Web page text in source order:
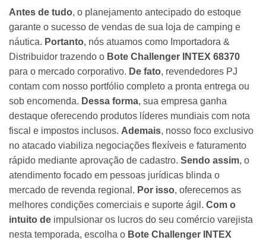
Antes de tudo, o planejamento antecipado do estoque
garante o sucesso de vendas de sua loja de camping e
náutica. Portanto, nós atuamos como Importadora &
Distribuidor trazendo o Bote Challenger INTEX 68370
para o mercado corporativo. De fato, revendedores PJ
contam com nosso portfólio completo a pronta entrega ou
sob encomenda. Dessa forma, sua empresa ganha
destaque oferecendo produtos líderes mundiais com nota
fiscal e impostos inclusos. Ademais, nosso foco exclusivo
no atacado viabiliza negociações flexíveis e faturamento
rápido mediante aprovação de cadastro. Sendo assim, o
atendimento focado em pessoas jurídicas blinda o
mercado de revenda regional. Por isso, oferecemos as
melhores condições comerciais e suporte ágil. Com o
intuito de impulsionar os lucros do seu comércio varejista
nesta temporada, escolha o Bote Challenger INTEX